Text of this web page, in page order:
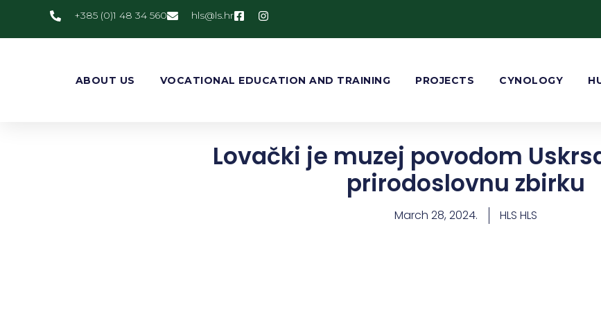
+385 (0)1 48 34 560 rh.sl
@slh
ABOUT US VOCATIONAL EDUCATION AND TRAINING PROJECTS CYNOLOGY
Lovački je muzej povodom
prirodoslovnu zbirku
March 28, 2024. HLS HLS